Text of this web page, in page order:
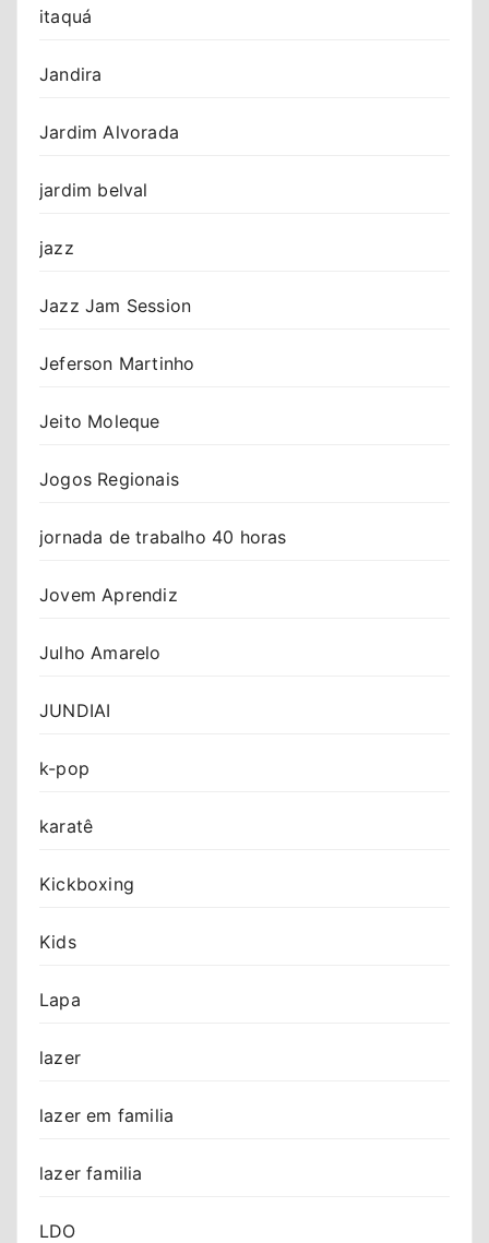
itaquá
Jandira
Jardim Alvorada
jardim belval
jazz
Jazz Jam Session
Jeferson Martinho
Jeito Moleque
Jogos Regionais
jornada de trabalho 40 horas
Jovem Aprendiz
Julho Amarelo
JUNDIAI
k-pop
karatê
Kickboxing
Kids
Lapa
lazer
lazer em familia
lazer familia
LDO